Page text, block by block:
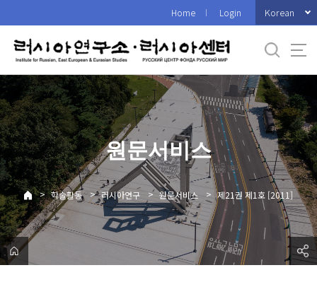
로
메
뉴
Home Login Korean
원문서비스
> 학술활동 > 러시아연구 > 원문서비스 > 제21권 제1호 [2011]